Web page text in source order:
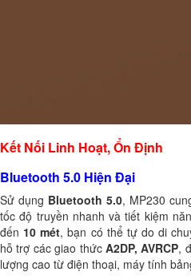
Kết Nối Linh Hoạt, Ổn Định
Bluetooth 5.0 Hiện Đại
Sử dụng Bluetooth 5.0, MP230
tốc độ truyền nhanh và tiết kiệm
đến 10 mét, bạn có thể tự do di
hỗ trợ các giao thức A2DP, AVRCP,
lượng cao từ điện thoại, máy tính